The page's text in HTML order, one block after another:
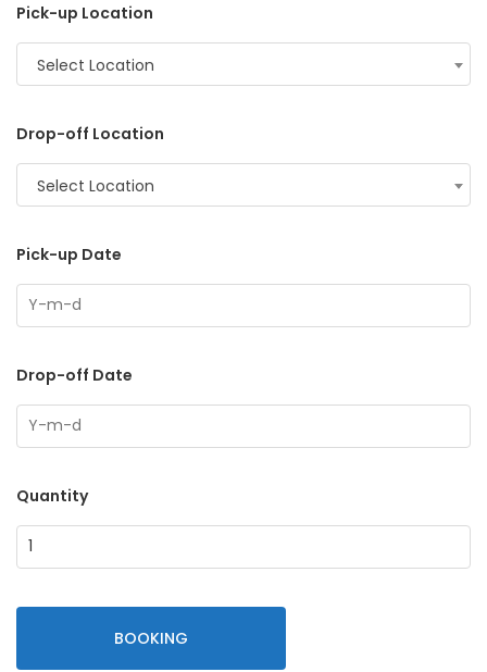
Pick-up Location
Select Location
Drop-off Location
Select Location
Pick-up Date
Drop-off Date
Quantity
BOOKING